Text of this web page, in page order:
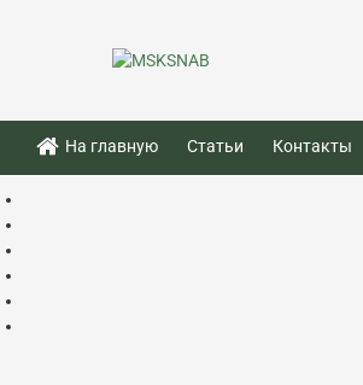
На главную Статьи Контакты